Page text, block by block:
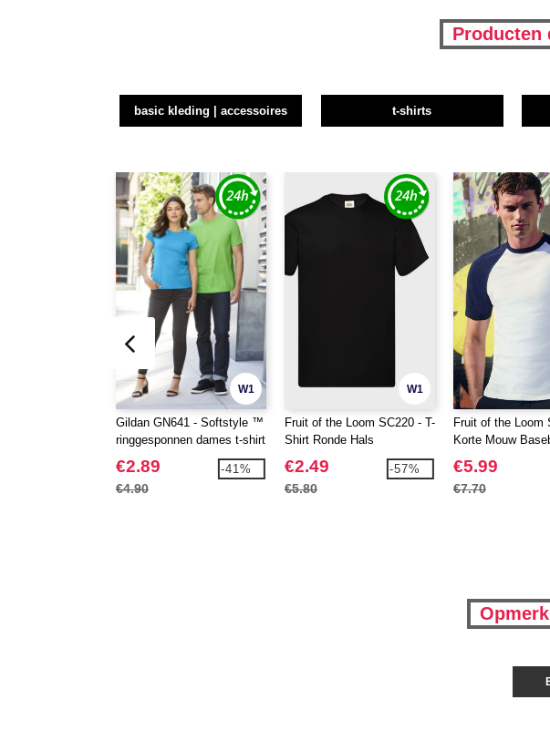
Producten
basic kleding | accessoires t-shirts
W1
Gildan GN641 - Softstyle ™
ringgesponnen dames t-shirt
€2.89
€4.90
-41%
W1
Fruit of the Loom SC220 - T-
Shirt Ronde Hals
€2.49
€5.80
-57%
Fruit of the Loom
Korte Mouw
026-0)
€5.99
€7.70